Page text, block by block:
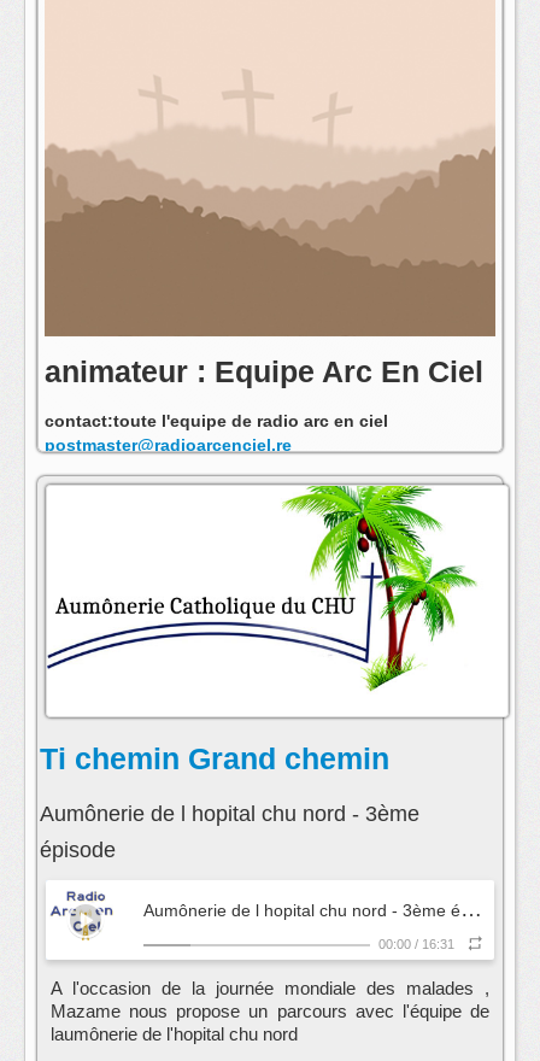
animateur : Equipe Arc En Ciel
contact:toute l'equipe de radio arc en ciel
postmaster@radioarcenciel.re
s'abonner au fil rss de cette emission:
Ti chemin Grand chemin
Aumônerie de l hopital chu nord - 3ème
épisode
A
umônerie de l hopital chu nord - 3ème épisode
00:00 / 16:31
A l'occasion de la journée mondiale des malades ,
Mazame nous propose un parcours avec l'équipe de
laumônerie de l'hopital chu nord